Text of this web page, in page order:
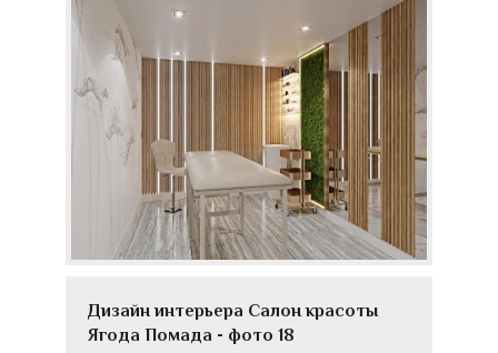
Дизайн интерьера Салон красоты
Ягода Помада - фото 18